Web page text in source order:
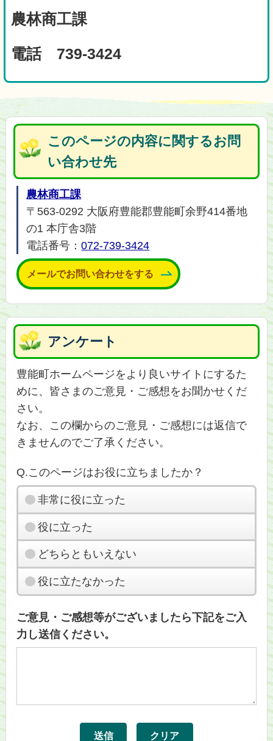
農林商工課
電話 739-3424
このページの内容に関するお問
い合わせ先
農林商工課
〒563-0292 大阪府豊能郡豊能町余野414番地
の1 本庁舎3階
電話番号：072-739-3424
メールでお問い合わせをする
アンケート
豊能町ホームページをより良いサイトにするた
めに、皆さまのご意見・ご感想をお聞かせくだ
さい。
なお、この欄からのご意見・ご感想には返信で
きませんのでご了承ください。
Q.このページはお役に立ちましたか？
非常に役に立った
役に立った
どちらともいえない
役に立たなかった
ご意見・ご感想等がございましたら下記をご入
力し送信ください。